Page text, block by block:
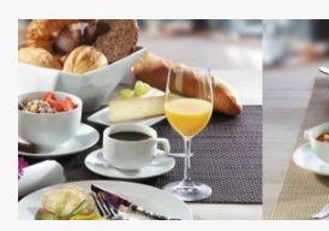
Buffet
Fingerfood
Aufsteller